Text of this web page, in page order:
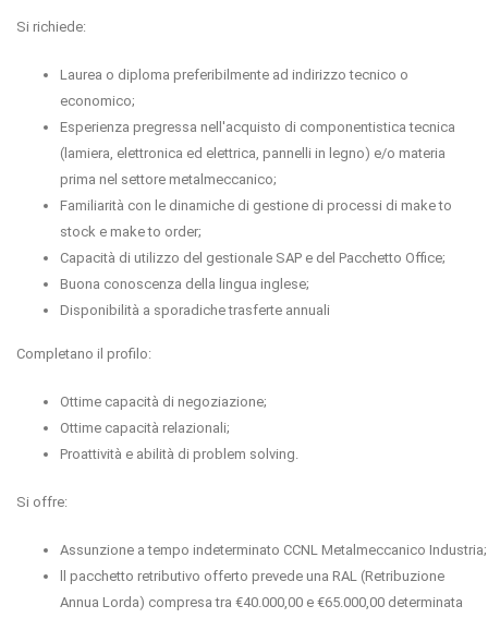
Si richiede:
Laurea o diploma preferibilmente ad indirizzo tecnico o
economico;
Esperienza pregressa nell'acquisto di componentistica tecnica
(lamiera, elettronica ed elettrica, pannelli in legno) e/o materia
prima nel settore metalmeccanico;
Familiarità con le dinamiche di gestione di processi di make to
stock e make to order;
Capacità di utilizzo del gestionale SAP e del Pacchetto Office;
Buona conoscenza della lingua inglese;
Disponibilità a sporadiche trasferte annuali
Completano il profilo:
Ottime capacità di negoziazione;
Ottime capacità relazionali;
Proattività e abilità di problem solving.
Si offre:
Assunzione a tempo indeterminato CCNL Metalmeccanico Industria;
ll pacchetto retributivo offerto prevede una RAL (Retribuzione
Annua Lorda) compresa tra €40.000,00 e €65.000,00 determinata